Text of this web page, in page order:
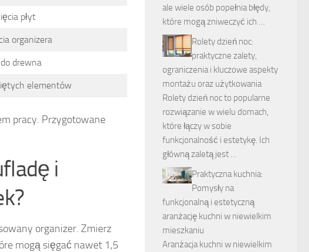
płyt
organizera
drewna
elementów
pracy. Przygotowane
i
organizer. Zmierz
mogą sięgać nawet 1,5
ale wiele osób popełnia błędy,
które mogą zniweczyć ich …
Rolety dzień noc:
praktyczne zalety,
ograniczenia i kluczowe aspekty
montażu oraz użytkowania
Rolety dzień noc to popularne
rozwiązanie w wielu domach,
które łączy w sobie
funkcjonalność i estetykę. Ich
główną zaletą jest …
Praktyczna kuchnia:
Pomysły na
funkcjonalną i estetyczną
aranżację kuchni w niewielkim
mieszkaniu
Aranżacja kuchni w niewielkim